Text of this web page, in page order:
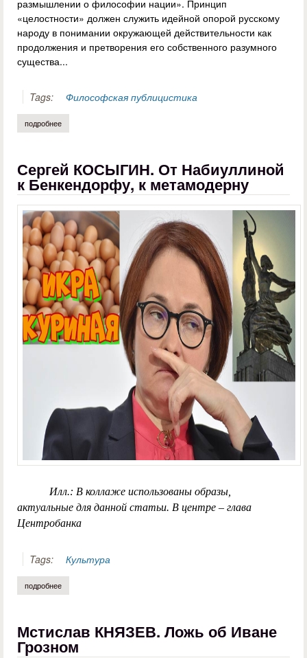
размышлении о философии нации». Принцип
«целостности» должен служить идейной опорой русскому
народу в понимании окружающей действительности как
продолжения и претворения его собственного разумного
существа...
Tags: Философская публицистика
подробнее
Сергей КОСЫГИН. От Набиуллиной
к Бенкендорфу, к метамодерну
Илл.: В коллаже использованы образы,
актуальные для данной статьи. В центре – глава
Центробанка
Tags: Культура
подробнее
Мстислав КНЯЗЕВ. Ложь об Иване
Грозном